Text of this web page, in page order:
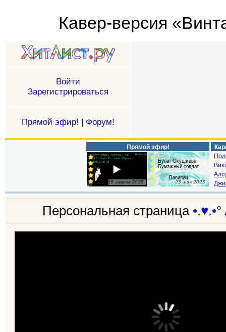
Кавер-версия
Войти
Зарегистрироваться
Прямой эфир! | Форум!
Прямой эфир!
Персональная страница